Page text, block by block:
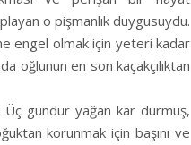
o pişmanlık duygusuydu.
engel olmak için yeteri kadar
oğlunun en son kaçakçılıktan
Üç gündür yağan kar durmuş,
korunmak için başını ve